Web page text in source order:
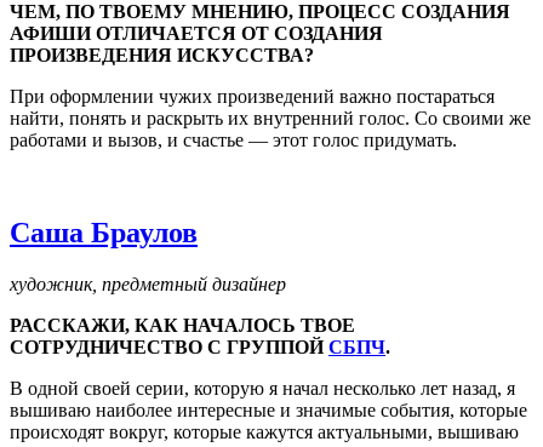
ЧЕМ, ПО ТВОЕМУ МНЕНИЮ, ПРОЦЕСС СОЗДАНИЯ
АФИШИ ОТЛИЧАЕТСЯ ОТ СОЗДАНИЯ
ПРОИЗВЕДЕНИЯ ИСКУССТВА?
При оформлении чужих произведений важно постараться
найти, понять и раскрыть их внутренний голос. Со своими же
работами и вызов, и счастье — этот голос придумать.
Саша Браулов
художник, предметный дизайнер
РАССКАЖИ, КАК НАЧАЛОСЬ ТВОЕ
СОТРУДНИЧЕСТВО С ГРУППОЙСБПЧ.
В одной своей серии, которую я начал несколько лет назад, я
вышиваю наиболее интересные и значимые события, которые
происходят вокруг, которые кажутся актуальными, вышиваю